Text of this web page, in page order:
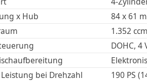
x Hub
84x 61
1.352 ccm
DOHC, 4
bei Drehzahl
190 PS